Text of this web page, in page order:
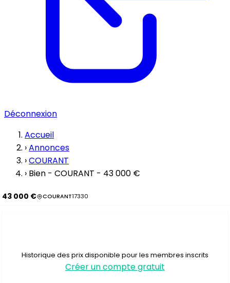
Déconnexion
Accueil
›Annonces
›COURANT
› Bien - COURANT - 43 000 €
43 000 € COURANT17330
Historique des prix disponible pour les membres inscrits
Créer un compte gratuit